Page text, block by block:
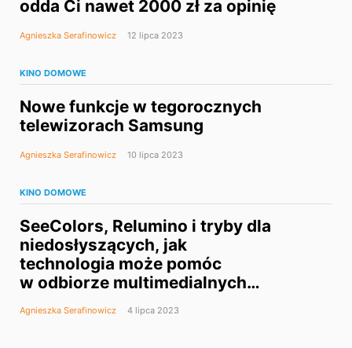
odda Ci nawet 2000 zł za opinię
Agnieszka Serafinowicz 12 lipca 2023
KINO DOMOWE
Nowe funkcje w tegorocznych
telewizorach Samsung
Agnieszka Serafinowicz 10 lipca 2023
KINO DOMOWE
SeeColors, Relumino i tryby dla
niedosłyszących, jak
technologia może pomóc
w odbiorze multimedialnych
treści?
Agnieszka Serafinowicz 4 lipca 2023